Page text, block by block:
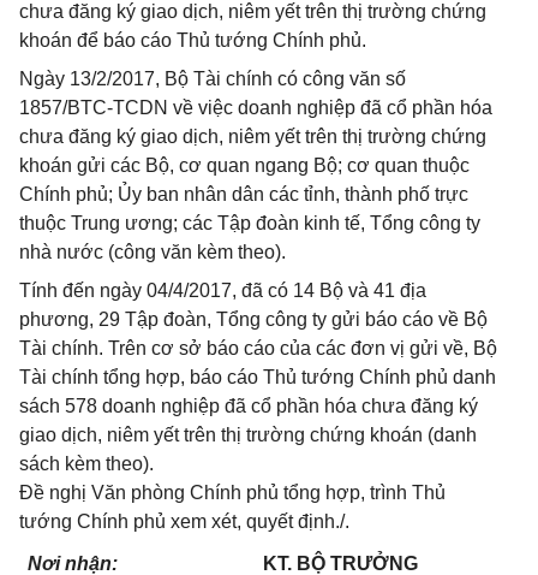
chưa đăng ký giao dịch, niêm yết trên thị trường chứng
khoán để báo cáo Thủ tướng Chính phủ.
Ngày 13/2/2017, Bộ Tài chính có công văn số
1857/BTC-TCDN về việc doanh nghiệp đã cổ phần hóa
chưa đăng ký giao dịch, niêm yết trên thị trường chứng
khoán gửi các Bộ, cơ quan ngang Bộ; cơ quan thuộc
Chính phủ; Ủy ban nhân dân các tỉnh, thành phố trực
thuộc Trung ương; các Tập đoàn kinh tế, Tổng công ty
nhà nước (công văn kèm theo).
Tính đến ngày 04/4/2017, đã có 14 Bộ và 41 địa
phương, 29 Tập đoàn, Tổng công ty gửi báo cáo về Bộ
Tài chính. Trên cơ sở báo cáo của các đơn vị gửi về, Bộ
Tài chính tổng hợp, báo cáo Thủ tướng Chính phủ danh
sách 578 doanh nghiệp đã cổ phần hóa chưa đăng ký
giao dịch, niêm yết trên thị trường chứng khoán (danh
sách kèm theo).
Đề nghị Văn phòng Chính phủ tổng hợp, trình Thủ
tướng Chính phủ xem xét, quyết định./.
Nơi nhận:
KT. BỘ TRƯỞNG